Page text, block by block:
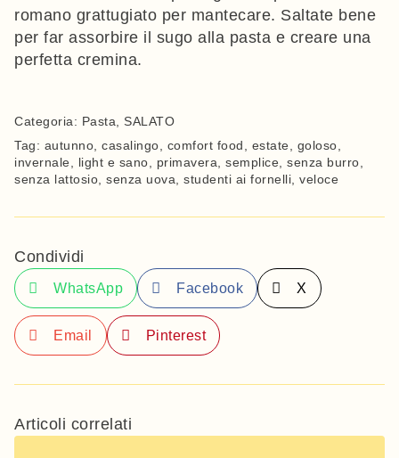
romano grattugiato per mantecare. Saltate bene
per far assorbire il sugo alla pasta e creare una
perfetta cremina.
Categoria: Pasta
SALATO
Tag: autunno casalingo comfort food estate goloso
invernale
light e sano primavera semplice senza burro
senza lattosio senza uova studenti ai fornelli veloce
Condividi
WhatsApp Facebook X
Email Pinterest
Articoli correlati